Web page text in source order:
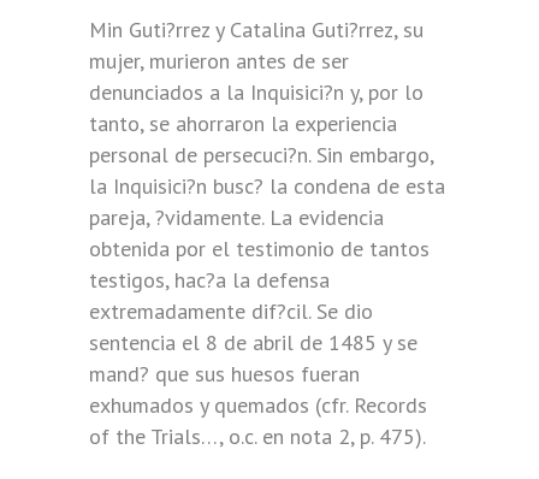
Min Guti?rrez y Catalina Guti?rrez, su
mujer, murieron antes de ser
denunciados a la Inquisici?n y, por lo
tanto, se ahorraron la experiencia
personal de persecuci?n. Sin embargo,
la Inquisici?n busc? la condena de esta
pareja, ?vidamente. La evidencia
obtenida por el testimonio de tantos
testigos, hac?a la defensa
extremadamente dif?cil. Se dio
sentencia el 8 de abril de 1485 y se
mand? que sus huesos fueran
exhumados y quemados (cfr. Records
of the Trials…, o.c. en nota 2, p. 475).